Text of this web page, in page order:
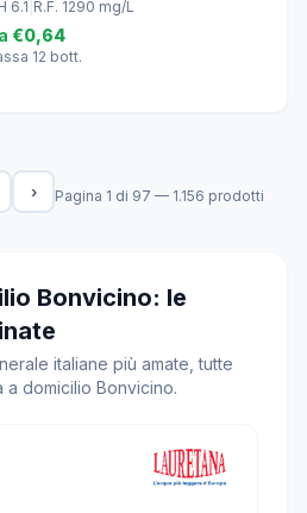
6.1 R.F. 1290 mg/L
€0,64
12 bott.
› Pagina 1 di 97 — 1.156 prodotti
Bonvicino: le
italiane più amate, tutte
domicilio Bonvicino.